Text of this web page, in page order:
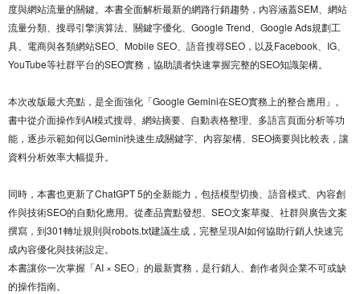
度與網站流量的關鍵。本書全面解析最新的網路行銷趨勢，內容涵蓋SEM、網站
流量分類、搜尋引擎演算法、關鍵字優化、Google Trend、Google Ads規劃工
具、電商與各類網站SEO、Mobile SEO、語音搜尋SEO，以及Facebook、IG、
YouTube等社群平台的SEO實務，協助讀者快速掌握完整的SEO知識架構。
本次改版最大亮點，是全面強化「Google Gemini在SEO實務上的整合應用」。
書中從介面操作到AI模式搜尋、網站摘要、自動表格整理、多語言頁面分析等功
能，逐步示範如何以Gemini快速生成關鍵字、內容架構、SEO摘要與比較表，讓
資料分析效率大幅提升。
同時，本書也更新了ChatGPT 5的全新能力，包括模型切換、語音模式、內容創
作與技術SEO的自動化應用。從產品賣點發想、SEO文案草擬、社群與廣告文案
撰寫，到301轉址規則與robots.txt建議生成，完整呈現AI如何協助行銷人快速完
成內容優化與技術設定。
本書讓你一次掌握「AI × SEO」的最新實務，是行銷人、創作者與企業不可或缺
的操作指南。